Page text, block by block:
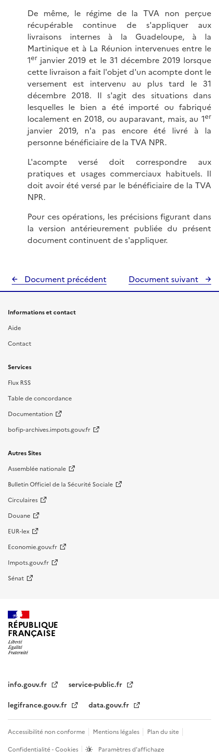
De même, le régime de la TVA non perçue
récupérable continue de s'appliquer aux
livraisons internes à la Guadeloupe, à la
Martinique et à La Réunion intervenues entre le
1er janvier 2019 et le 31 décembre 2019 lorsque
cette livraison a fait l'objet d'un acompte dont le
versement est intervenu au plus tard le 31
décembre 2018. Il s'agit des situations dans
lesquelles le bien a été importé ou fabriqué
localement en 2018, ou auparavant, mais, au 1er
janvier 2019, n'a pas encore été livré à la
personne bénéficiaire de la TVA NPR.
L'acompte versé doit correspondre aux
pratiques et usages commerciaux habituels. Il
doit avoir été versé par le bénéficiaire de la TVA
NPR.
Pour ces opérations, les précisions figurant dans
la version antérieurement publiée du présent
document continuent de s'appliquer.
Document précédent Document suivant
Informations et contact
Aide
Contact
Services
Flux RSS
Table de concordance
Documentation
bofip-archives.impots.gouv.fr
Autres Sites
Assemblée nationale
Bulletin Officiel de la Sécurité Sociale
Circulaires
Douane
EUR-lex
Economie.gouv.fr
Impots.gouv.fr
Sénat
RÉPUBLIQUE
FRANÇAISE
info.gouv.fr
service-public.fr
legifrance.gouv.fr
data.gouv.fr
Accessibilité non conforme Mentions légales
Plan du site
Confidentialité - Cookies
Paramètres d'affichage